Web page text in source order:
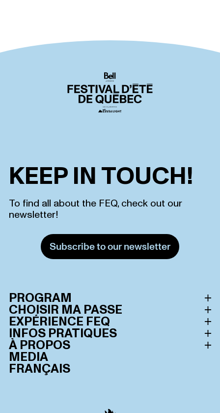
KEEP IN TOUCH!
To find all about the FEQ, check out our
newsletter!
Subscribe to our newsletter
PROGRAM
Schedule
Lineup
CHOISIR MA PASSE
All passes
General admission
Gold Front Stage Zone
Silver Front Stage Zone
EXPÉRIENCE FEQ
Le Festival d’été de Québec
Extras FEQ
ElectroFEQ
INFOS PRATIQUES
Visit our FAQ page
Limited mobility
À PROPOS
FEQ Awards winners
Sustainable development
Messages from the dignitaries
MEDIA
FRANÇAIS